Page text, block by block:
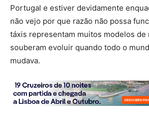
Portugal e estiver devidamente
não vejo por que razão não possa
táxis representam muitos modelos de
souberam evoluir quando todo o
mudava.